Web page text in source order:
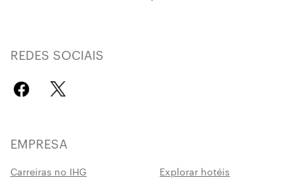
REDES SOCIAIS
EMPRESA
Carreiras no IHG
Explorar hotéis